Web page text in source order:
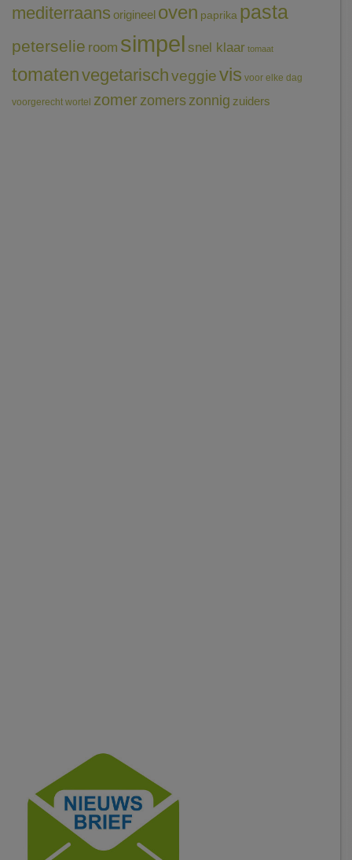
mediterraans origineel oven paprika pasta
peterselie room simpel snel klaar tomaat
tomatenvegetarischveggievis voor elke dag
voorgerecht wortel zomerzomerszonnig zuiders